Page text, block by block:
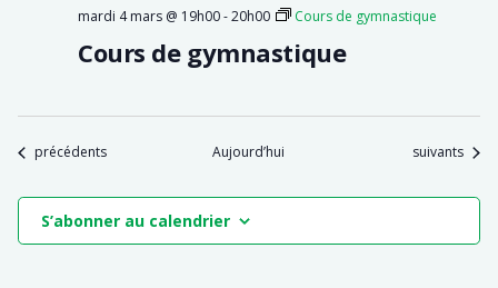
mardi 4 mars @ 19h00-20h00 Cours de gymnastique
Cours de gymnastique
Évènements
précédents Aujourd’hui Évènements
suivants
S’abonner au calendrier